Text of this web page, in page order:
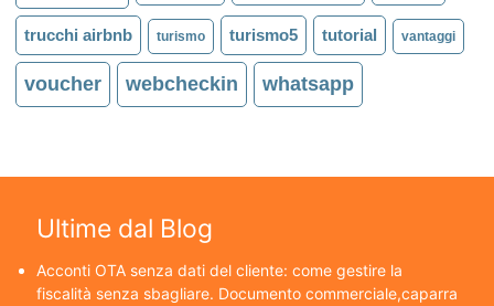
trucchi airbnb turismo turismo5 tutorial vantaggi
voucher webcheckin whatsapp
Ultime dal Blog
Acconti OTA senza dati del cliente: come gestire la
fiscalità senza sbagliare. Documento commerciale,caparra